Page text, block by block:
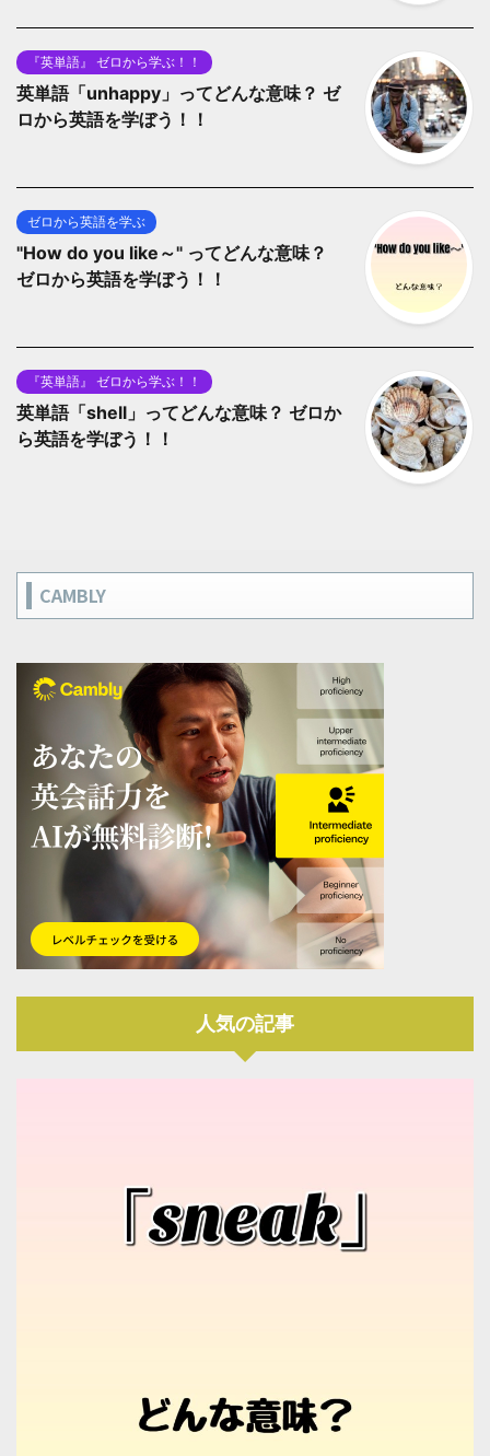
『英単語』 ゼロから学ぶ！！
英単語「unhappy」ってどんな意味？ ゼ
ロから英語を学ぼう！！
ゼロから英語を学ぶ
"How do you like～" ってどんな意味？
ゼロから英語を学ぼう！！
『英単語』 ゼロから学ぶ！！
英単語「shell」ってどんな意味？ ゼロか
ら英語を学ぼう！！
CAMBLY
人気の記事